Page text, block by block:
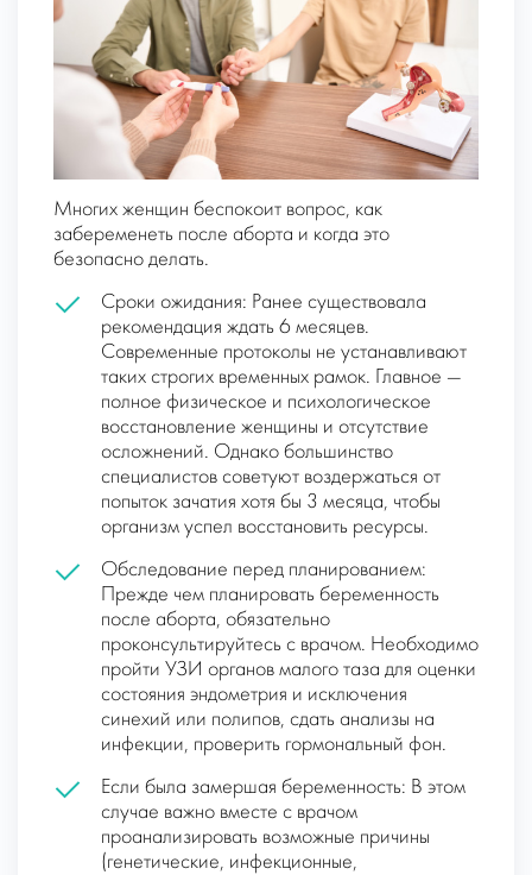
Многих женщин беспокоит вопрос, как
забеременеть после аборта и когда это
безопасно делать.
Сроки ожидания: Ранее существовала
рекомендация ждать 6 месяцев.
Современные протоколы не устанавливают
таких строгих временных рамок. Главное —
полное физическое и психологическое
восстановление женщины и отсутствие
осложнений. Однако большинство
специалистов советуют воздержаться от
попыток зачатия хотя бы 3 месяца, чтобы
организм успел восстановить ресурсы.
Обследование перед планированием:
Прежде чем планировать беременность
после аборта, обязательно
проконсультируйтесь с врачом. Необходимо
пройти УЗИ органов малого таза для оценки
состояния эндометрия и исключения
синехий или полипов, сдать анализы на
инфекции, проверить гормональный фон.
Если была замершая беременность: В этом
случае важно вместе с врачом
проанализировать возможные причины
(генетические, инфекционные,